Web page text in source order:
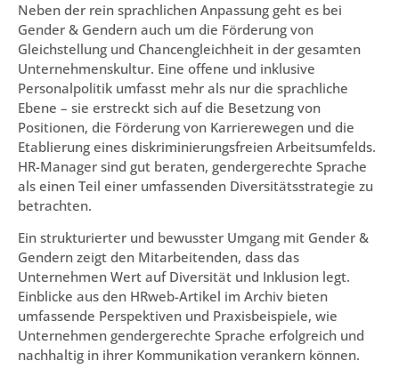
Neben der rein sprachlichen Anpassung geht es bei
Gender & Gendern auch um die Förderung von
Gleichstellung und Chancengleichheit in der gesamten
Unternehmenskultur. Eine offene und inklusive
Personalpolitik umfasst mehr als nur die sprachliche
Ebene – sie erstreckt sich auf die Besetzung von
Positionen, die Förderung von Karrierewegen und die
Etablierung eines diskriminierungsfreien Arbeitsumfelds.
HR-Manager sind gut beraten, gendergerechte Sprache
als einen Teil einer umfassenden Diversitätsstrategie zu
betrachten.
Ein strukturierter und bewusster Umgang mit Gender &
Gendern zeigt den Mitarbeitenden, dass das
Unternehmen Wert auf Diversität und Inklusion legt.
Einblicke aus den HRweb-Artikel im Archiv bieten
umfassende Perspektiven und Praxisbeispiele, wie
Unternehmen gendergerechte Sprache erfolgreich und
nachhaltig in ihrer Kommunikation verankern können.